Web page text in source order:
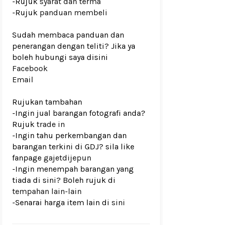
-Rujuk panduan membeli
Sudah membaca panduan dan
penerangan dengan teliti? Jika ya
boleh hubungi saya disini
Facebook
Email
Rujukan tambahan
-Ingin jual barangan fotografi anda?
Rujuk trade in
-Ingin tahu perkembangan dan
barangan terkini di GDJ? sila like
fanpage gajetdijepun
-Ingin menempah barangan yang
tiada di sini? Boleh rujuk di
tempahan lain-lain
-Senarai harga item lain di sini